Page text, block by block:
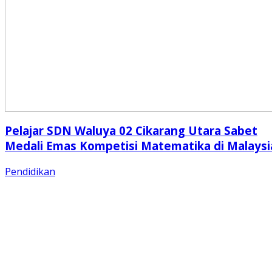
Pelajar SDN Waluya 02 Cikarang Utara Sabet
Medali Emas Kompetisi Matematika di
Pendidikan